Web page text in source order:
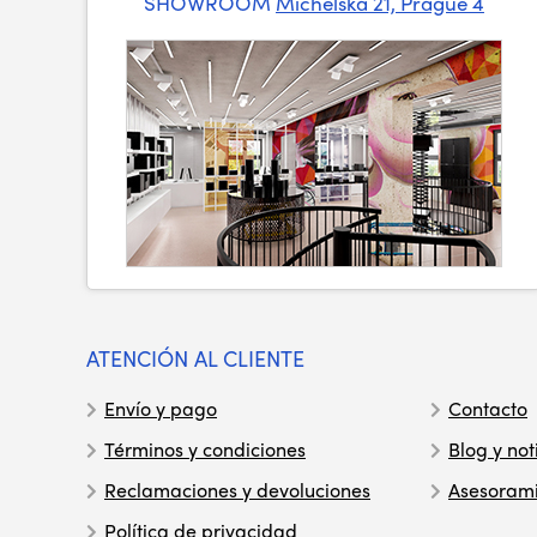
ATENCIÓN AL CLIENTE
Envío y pago
Términos y condiciones
Reclamaciones y devoluciones
Política de privacidad
Contacto
Blog y